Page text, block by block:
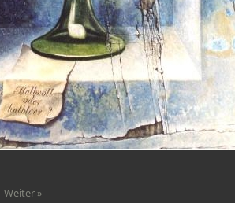
Weiter »